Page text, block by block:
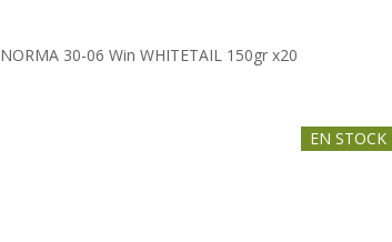
NORMA 30-06 Win WHITETAIL 150gr x20
EN STOCK